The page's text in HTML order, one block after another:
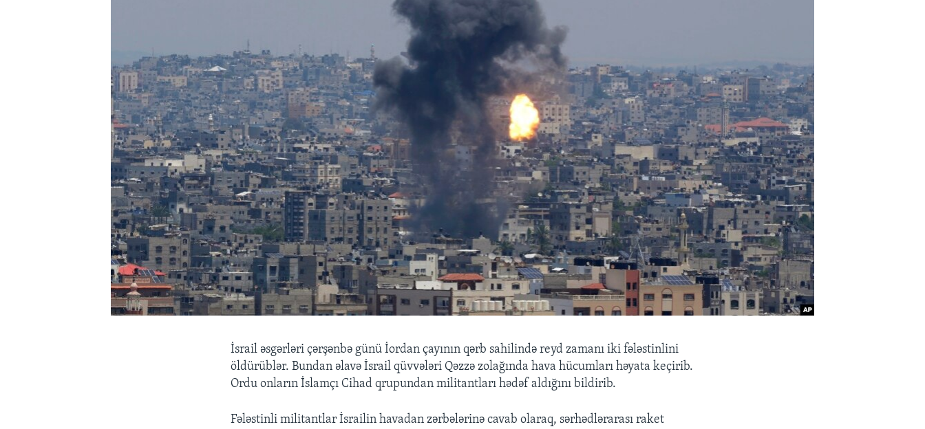
İsrail əsgərləri çərşənbə günü İordan çayının qərb sahilində reyd zamanı iki fələstinlini
öldürüblər. Bundan əlavə İsrail qüvvələri Qəzzə zolağında hava hücumları həyata keçirib.
Ordu onların İslamçı Cihad qrupundan militantları hədəf aldığını bildirib.
Fələstinli militantlar İsrailin havadan zərbələrinə cavab olaraq, sərhədlərarası raket